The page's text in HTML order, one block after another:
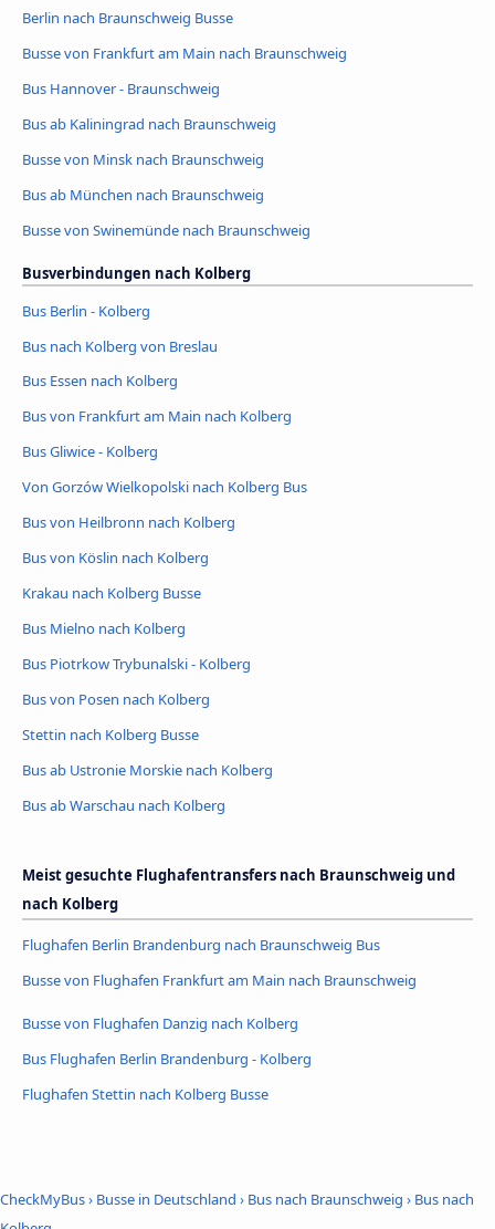
Berlin nach Braunschweig Busse
Busse von Frankfurt am Main nach Braunschweig
Bus Hannover - Braunschweig
Bus ab Kaliningrad nach Braunschweig
Busse von Minsk nach Braunschweig
Bus ab München nach Braunschweig
Busse von Swinemünde nach Braunschweig
Busverbindungen nach Kolberg
Bus Berlin - Kolberg
Bus nach Kolberg von Breslau
Bus Essen nach Kolberg
Bus von Frankfurt am Main nach Kolberg
Bus Gliwice - Kolberg
Von Gorzów Wielkopolski nach Kolberg Bus
Bus von Heilbronn nach Kolberg
Bus von Köslin nach Kolberg
Krakau nach Kolberg Busse
Bus Mielno nach Kolberg
Bus Piotrkow Trybunalski - Kolberg
Bus von Posen nach Kolberg
Stettin nach Kolberg Busse
Bus ab Ustronie Morskie nach Kolberg
Bus ab Warschau nach Kolberg
Meist gesuchte Flughafentransfers nach Braunschweig und
nach Kolberg
Flughafen Berlin Brandenburg nach Braunschweig Bus
Busse von Flughafen Frankfurt am Main nach Braunschweig
Busse von Flughafen Danzig nach Kolberg
Bus Flughafen Berlin Brandenburg - Kolberg
Flughafen Stettin nach Kolberg Busse
CheckMyBus› Busse in Deutschland › Bus nach Braunschweig › Bus nach